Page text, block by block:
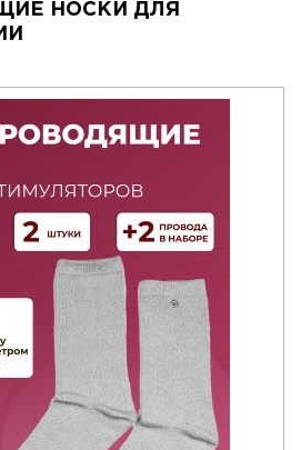
НОСКИ ДЛЯ